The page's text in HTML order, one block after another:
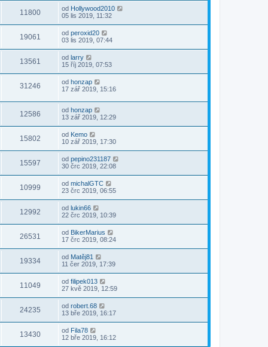
11800 od Hollywood2010
05 lis 2019, 11:32
19061 od peroxid20
03 lis 2019, 07:44
13561 od larry
15 říj 2019, 07:53
31246 od honzap
17 zář 2019, 15:16
12586 od honzap
13 zář 2019, 12:29
15802 od Kemo
10 zář 2019, 17:30
15597 od pepino231187
30 črc 2019, 22:08
10999 od michalGTC
23 črc 2019, 06:55
12992 od lukin66
22 črc 2019, 10:39
26531 od BikerMarius
17 črc 2019, 08:24
19334 od Matěj81
11 čer 2019, 17:39
11049 od filipek013
27 kvě 2019, 12:59
24235 od robert.68
13 bře 2019, 16:17
13430 od Fila78
12 bře 2019, 16:12